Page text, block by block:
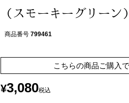
（スモーキーグリーン）
商品番号 799461
こちらの商品ご購入で
¥3,080税込